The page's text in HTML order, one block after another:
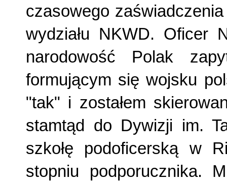
czasowego
wydziału NKWD. Oficer
narodowość Polak
formującym się wojsku
"tak" i zostałem
stamtąd do Dywizji im.
szkołę podoficerską w
stopniu podporucznika.